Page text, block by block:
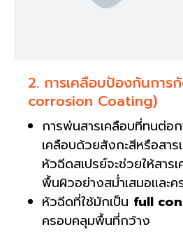
2. การเคลือบป้องกันกา
corrosion Coating)
การพ่นสารเคลือบที่ทนต่อ
เคลือบด้วยสังกะสีหรือสาร
หัวฉีดสเปรย์จะช่วยให้สา
พื้นผิวอย่างสม่ำเสมอและ
หัวฉีดที่ใช้มักเป็น full
ครอบคลุมพื้นที่กว้าง